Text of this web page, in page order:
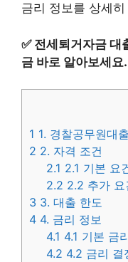
금리 정보를 상세
✅ 전세퇴거자금 대
금 바로 알아보세요.
1 1. 경찰공무원대
2 2. 자격 조건
2.1 2.1 기본 요
2.2 2.2 추가 요
3 3. 대출 한도
4 4. 금리 정보
4.1 4.1 기본 금
4.2 4.2 금리 결